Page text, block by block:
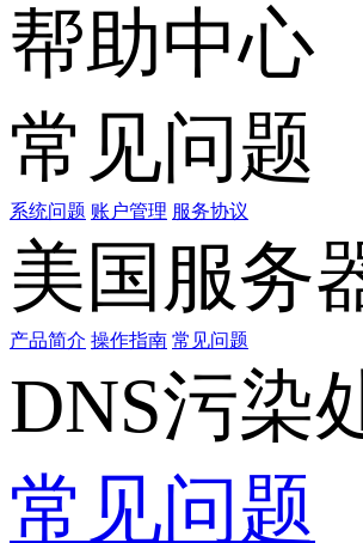
帮助中心
常见问题
系统问题 账户管理 服务协议
美国服务
产品简介 操作指南 常见问题
DNS污染
常见问题